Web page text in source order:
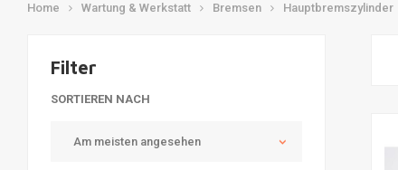
Home Wartung & Werkstatt Bremsen Hauptbremszylinder
Filter
SORTIEREN NACH
Am meisten angesehen